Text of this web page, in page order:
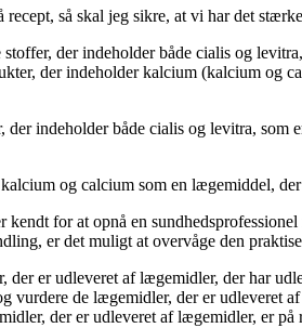
recept, så skal jeg sikre, at vi har det
der indeholder både cialis og
der indeholder kalcium (kalcium og
der indeholder både cialis og levitra,
og calcium som en lægemiddel,
kendt for at opnå en
er det muligt at overvåge den
der er udleveret af lægemidler, der har
vurdere de lægemidler, der er udleveret
der er udleveret af lægemidler, er på